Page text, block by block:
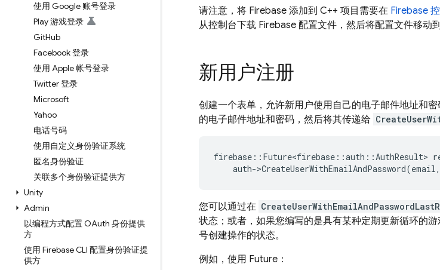
使用 Google 账号登录
Play 游戏登录
GitHub
Facebook 登录
使用 Apple 帐号登录
Twitter 登录
Microsoft
Yahoo
电话号码
使用自定义身份验证系统
匿名身份验证
关联多个身份验证提供方
Unity
Admin
以编程方式配置 OAuth 身份提供
方
使用 Firebase CLI 配置身份验证提
供方
请注意，将 Firebase 添加到 C++ 项目需要在 Firebase
从控制台下载 Firebase 配置文件，然后将配置文件移动
新用户注册
创建一个表单，允许新用户使用自己的电子邮件地址和
的电子邮件地址和密码，然后将其传递给
firebase :: Future<firebase ::auth ::AuthResult>
auth->CreateUserWithEmailAndPassword(email,
您可以通过在
状态；或者，如果您编写的是具有某种定期更新循环的
号创建操作的状态。
例如，使用 Future：